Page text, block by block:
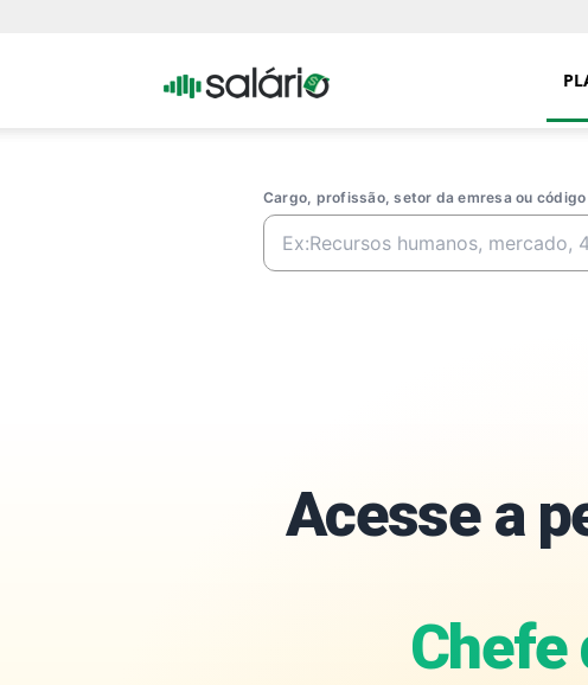
Portal
Cargo, profissão, setor da emresa ou código
Acesse a
Chefe